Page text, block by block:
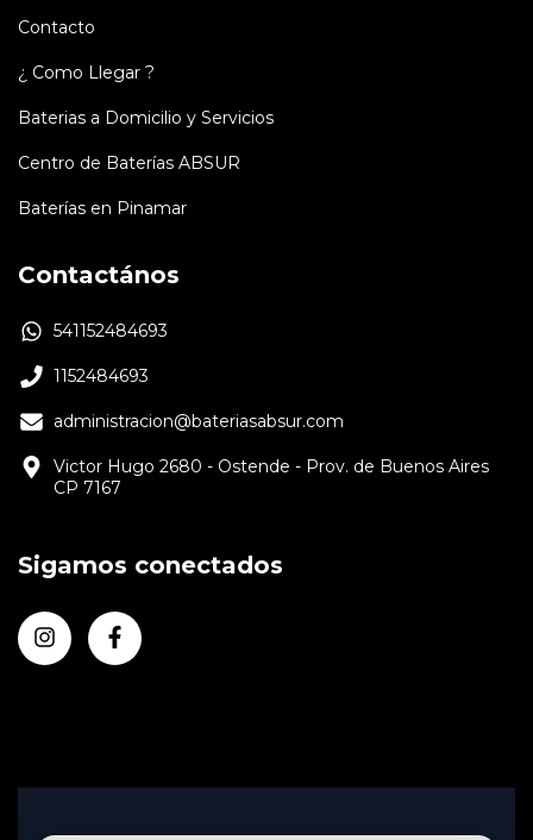
Contacto
¿ Como Llegar ?
Baterias a Domicilio y Servicios
Centro de Baterías ABSUR
Baterías en Pinamar
Contactános
541152484693
1152484693
administracion@bateriasabsur.com
Victor Hugo 2680 - Ostende - Prov. de Buenos Aires
CP 7167
Sigamos conectados